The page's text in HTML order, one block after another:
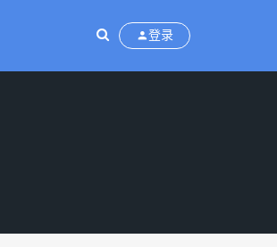
登录